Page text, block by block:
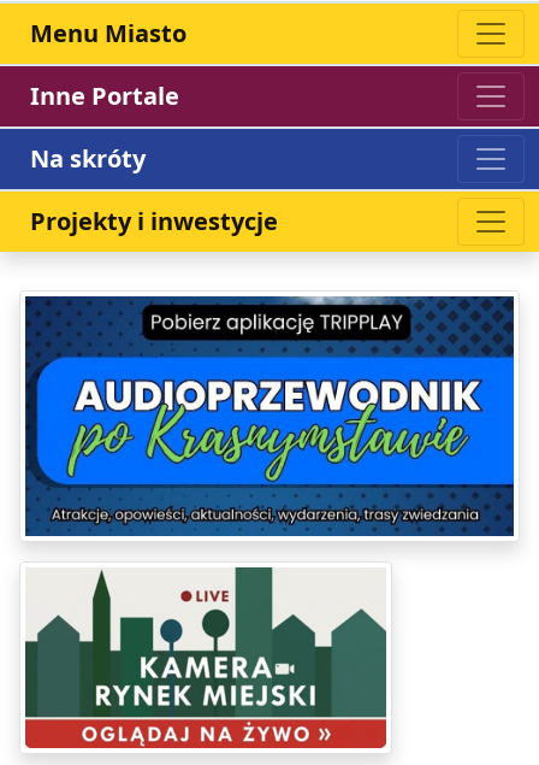
Menu Miasto
Inne Portale
Na skróty
Projekty i inwestycje